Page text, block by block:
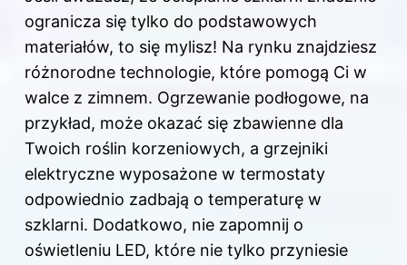
ogranicza się tylko do podstawowych
materiałów, to się mylisz! Na rynku znajdziesz
różnorodne technologie, które pomogą Ci w
walce z zimnem. Ogrzewanie podłogowe, na
przykład, może okazać się zbawienne dla
Twoich roślin korzeniowych, a grzejniki
elektryczne wyposażone w termostaty
odpowiednio zadbają o temperaturę w
szklarni. Dodatkowo, nie zapomnij o
oświetleniu LED, które nie tylko przyniesie